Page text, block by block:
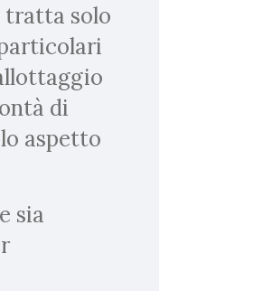
tratta solo
di
aspetto
sia